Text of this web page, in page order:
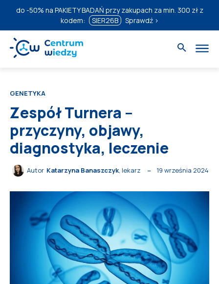
do -50% na PAKIETY BADAŃ przy zakupach za min. 300 zł z
kodem:
SIER26B Sprawdź ›
GENETYKA
Zespół Turnera –
przyczyny, objawy,
diagnostyka, leczenie
Autor Katarzyna Banaszczyk, lekarz 19 września 2024